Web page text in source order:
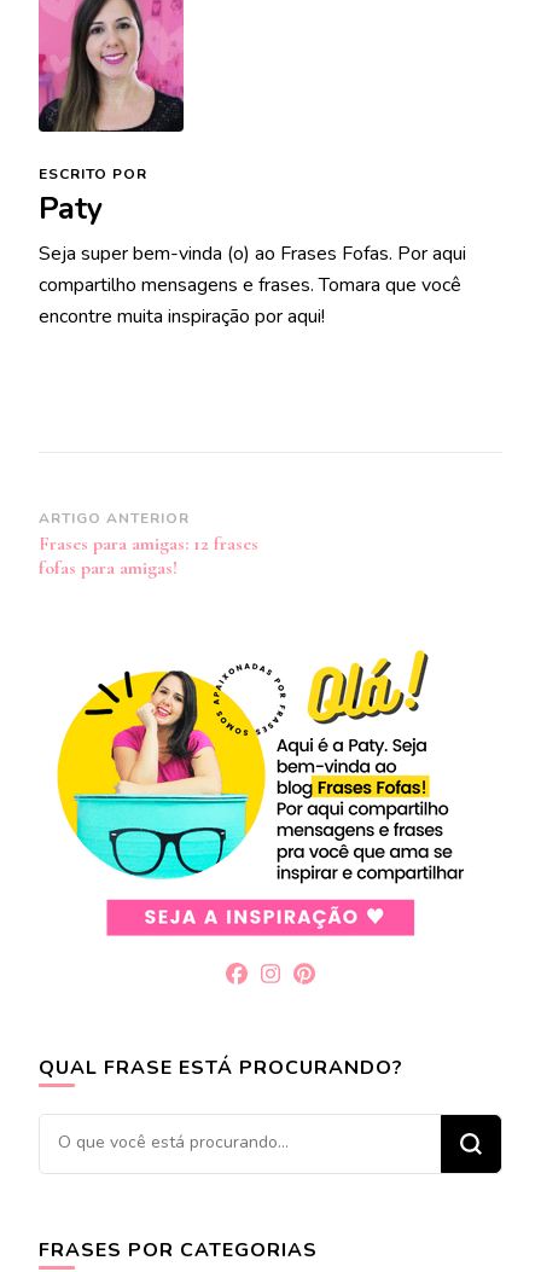
ESCRITO POR
Paty
Seja super bem-vinda (o) ao Frases Fofas. Por aqui
compartilho mensagens e frases. Tomara que você
encontre muita inspiração por aqui!
Navegação
de
post
ARTIGO ANTERIOR
Frases para amigas: 12 frases
fofas para amigas!
QUAL FRASE ESTÁ PROCURANDO?
Procurando
algo?
FRASES POR CATEGORIAS